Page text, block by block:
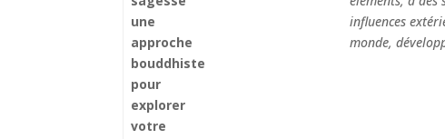
une
approche
bouddhiste
pour
explorer
votre
influences
monde,